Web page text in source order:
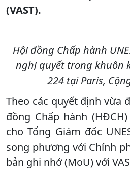
(VAST).
Hội đồng Chấp hành
nghị quyết trong khuôn
224 tại Paris,
Theo các quyết định vừa
đồng Chấp hành
cho Tổng Giám đốc
song phương với Chính
bản ghi nhớ (MoU) với